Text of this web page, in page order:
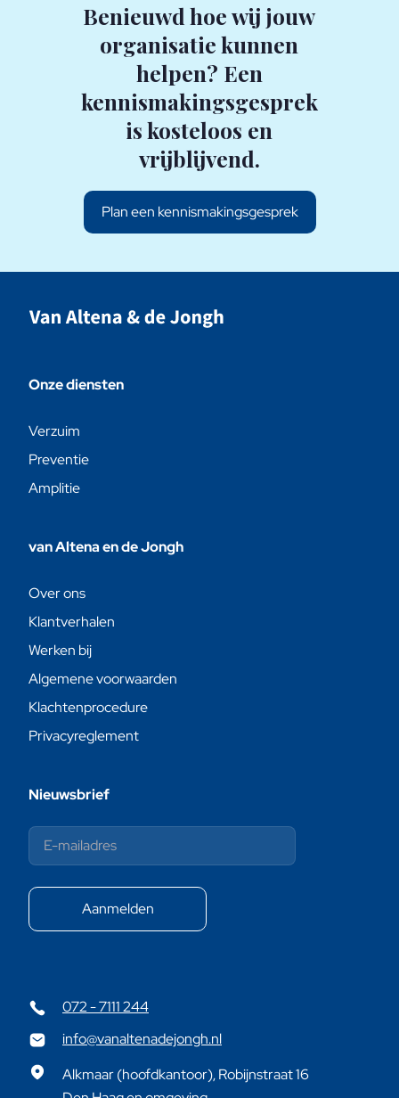
Benieuwd hoe wij jouw
organisatie kunnen
helpen? Een
kennismakingsgesprek
is kosteloos en
vrijblijvend.
Plan een kennismakingsgesprek
072 - 7111 244
info@vanaltenadejongh.nl
Alkmaar (hoofdkantoor), Robijnstraat 16
Onze diensten
Verzuim
Preventie
Amplitie
van Altena en de Jongh
Over ons
Klantverhalen
Werken bij
Algemene voorwaarden
Klachtenprocedure
Privacyreglement
Nieuwsbrief